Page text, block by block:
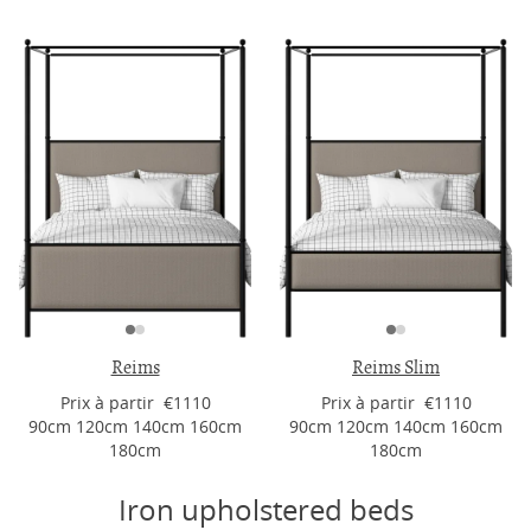
Reims
Prix ​​à partir €1110
90cm 120cm 140cm 160cm
180cm
Reims Slim
Prix ​​à partir €1110
90cm 120cm 140cm 160cm
180cm
Iron upholstered beds